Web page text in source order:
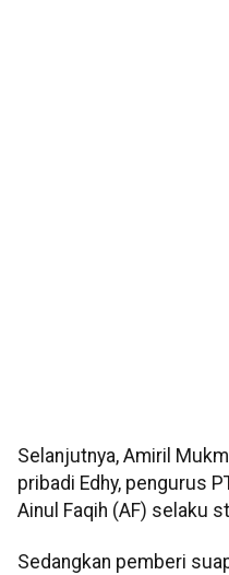
Selanjutnya, Amiril
pribadi Edhy, pengurus
Ainul Faqih (AF) selaku
Sedangkan pemberi